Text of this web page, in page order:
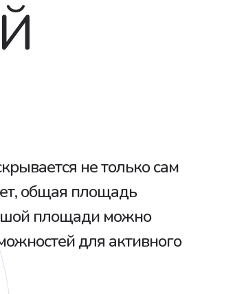
не только сам
общая площадь
площади можно
для активного